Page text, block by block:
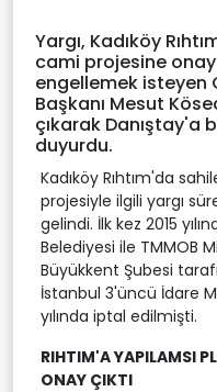
Yargı, Kadıköy
cami projesine onay
engellemek isteyen
Başkanı Mesut
çıkarak Danıştay'a
duyurdu.
Kadıköy Rıhtım'da
projesiyle ilgili yargı
gelindi. İlk kez 2015
Belediyesi ile TMMOB
Büyükkent Şubesi
İstanbul 3'üncü İdare
yılında iptal edilmişti.
RIHTIM'A YAPILAMSI
ONAY ÇIKTI